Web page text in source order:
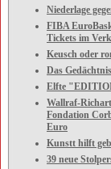
Niederlage
FIBA
Tickets im
Keusch oder
Das
Elfte
Wallraf-
Fondation
Euro
Kunstt hilft
39 neue